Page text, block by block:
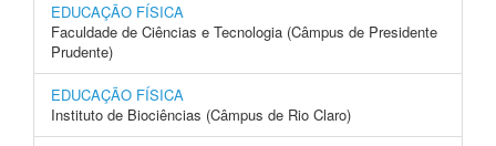
EDUCAÇÃO FÍSICA
Faculdade de Ciências e Tecnologia (Câmpus de Presidente
Prudente)
EDUCAÇÃO FÍSICA
Instituto de Biociências (Câmpus de Rio Claro)